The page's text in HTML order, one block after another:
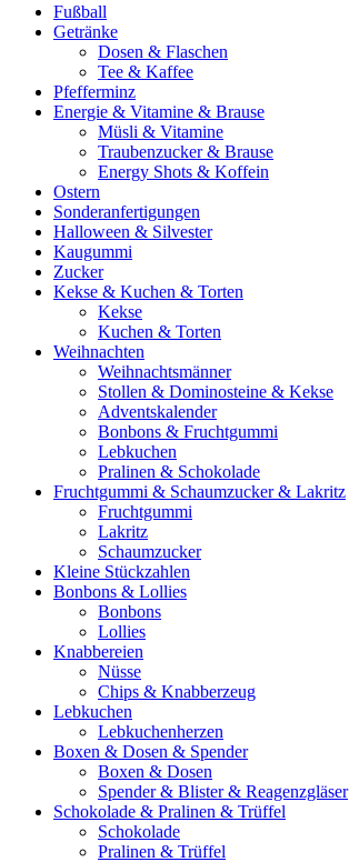
Fußball
Getränke
Dosen & Flaschen
Tee & Kaffee
Pfefferminz
Energie & Vitamine & Brause
Müsli & Vitamine
Traubenzucker & Brause
Energy Shots & Koffein
Ostern
Sonderanfertigungen
Halloween & Silvester
Kaugummi
Zucker
Kekse & Kuchen & Torten
Kekse
Kuchen & Torten
Weihnachten
Weihnachtsmänner
Stollen & Dominosteine & Kekse
Adventskalender
Bonbons & Fruchtgummi
Lebkuchen
Pralinen & Schokolade
Fruchtgummi & Schaumzucker & Lakritz
Fruchtgummi
Lakritz
Schaumzucker
Kleine Stückzahlen
Bonbons & Lollies
Bonbons
Lollies
Knabbereien
Nüsse
Chips & Knabberzeug
Lebkuchen
Lebkuchenherzen
Boxen & Dosen & Spender
Boxen & Dosen
Spender & Blister & Reagenzgläser
Schokolade & Pralinen & Trüffel
Schokolade
Pralinen & Trüffel